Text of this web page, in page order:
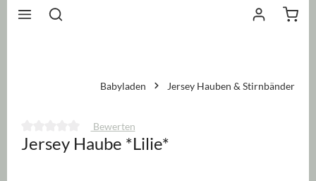
Babyladen Jersey Hauben & Stirnbänder
Durchschnittliche Bewertung von 0 von 5 Sternen
Bewerten
Jersey Haube *Lilie*